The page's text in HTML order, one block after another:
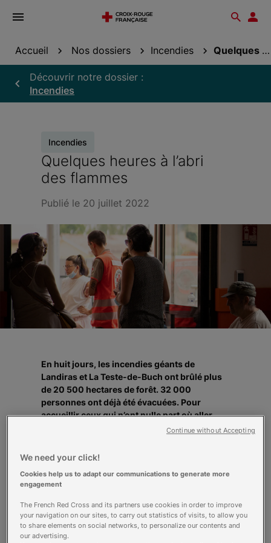
Ouvrir
Accueil Nos dossiers Incendies Quelques heures à l’abri des flammes
Découvrir notre dossier :
Incendies
Incendies
Quelques heures à l’abri
des flammes
Publié le 20 juillet 2022
En huit jours, les incendies géants de
Landiras et La Teste-de-Buch ont brûlé plus
de 20 500 hectares de forêt. 32 000
personnes ont déjà été évacuées. Pour
accueillir ceux qui n’ont nulle part où aller,
nous avons ouvert 6 centres d’hébergement
Reportage à Langon, sur le plus grand centre
de la zone.
Il est 21 heures, lundi 18 juillet, dans le
Bordeaux. La température dépasse encore les
30 degrés. Au loin, un énorme panache de
fumée obscurcit l’horizon, voilant un soleil
We need your click!
Cookies help us to adapt our communications to generate more
engagement
The French Red Cross and its partners use cookies in order to improve
your navigation on our sites, to carry out statistics of visits, to allow you
to share elements on social networks, to personalize our contents and
our advertising.
Continue without Accepting